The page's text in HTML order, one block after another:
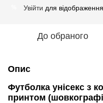
Увійти для
До обраного
Опис
Футболка унісекс з
принтом